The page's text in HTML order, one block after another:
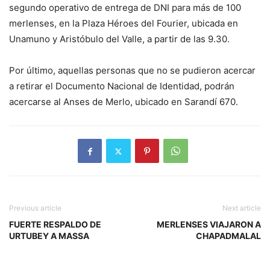
segundo operativo de entrega de DNI para más de 100
merlenses, en la Plaza Héroes del Fourier, ubicada en
Unamuno y Aristóbulo del Valle, a partir de las 9.30.
Por último, aquellas personas que no se pudieron acercar
a retirar el Documento Nacional de Identidad, podrán
acercarse al Anses de Merlo, ubicado en Sarandí 670.
Previous article
FUERTE RESPALDO DE
URTUBEY A MASSA
Next article
MERLENSES VIAJARON A
CHAPADMALAL